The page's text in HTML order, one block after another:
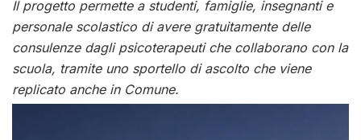
Il progetto permette a studenti, famiglie, insegnanti e
personale scolastico di avere gratuitamente delle
consulenze dagli psicoterapeuti che collaborano con la
scuola, tramite uno sportello di ascolto che viene
replicato anche in Comune.